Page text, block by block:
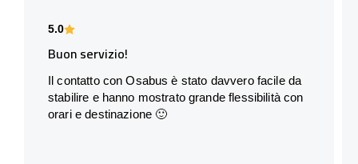
5.0
Buon servizio!
Il contatto con Osabus è stato davvero facile da
stabilire e hanno mostrato grande flessibilità con
orari e destinazione 🙂